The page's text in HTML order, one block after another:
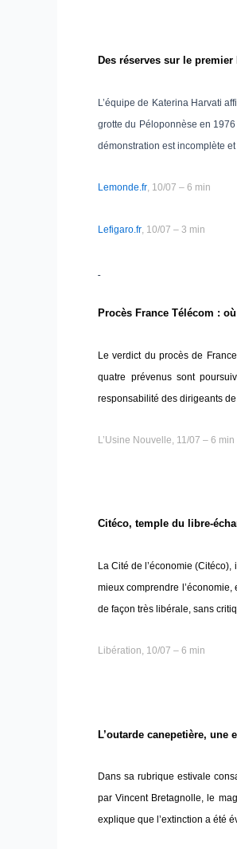
Des réserves sur le
L’équipe de Katerina Harvati
grotte du Péloponnèse en
démonstration est incomplète et
Lemonde.fr, 10/07 – 6 min
Lefigaro.fr , 10/07 – 3 min
Procès France Télécom :
Le verdict du procès de
quatre prévenus sont
responsabilité des dirigeants
L’Usine Nouvelle, 11/07 – 6 min
Citéco, temple du libre-
La Cité de l’économie
mieux comprendre
de façon très libérale, sans
Libération, 10/07 – 6 min
L’outarde canepetière, une
Dans sa rubrique estivale
par Vincent Bretagnolle, le
explique que l’extinction a été